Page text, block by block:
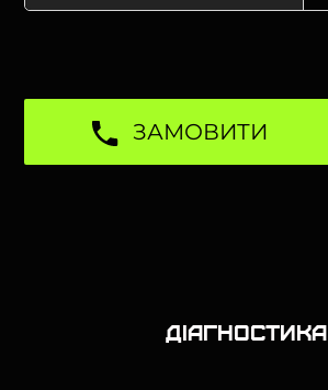
ЗАМОВИТИ
Діагностика